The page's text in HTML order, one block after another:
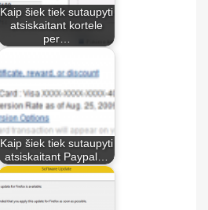
Kaip šiek tiek sutaupyti
atsiskaitant kortele
per…
Kaip šiek tiek sutaupyti
atsiskaitant Paypal…